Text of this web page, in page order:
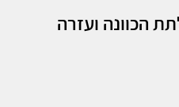
הכוונה ועזרה